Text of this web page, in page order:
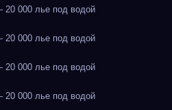
000 лье под водой
000 лье под водой
000 лье под водой
000 лье под водой